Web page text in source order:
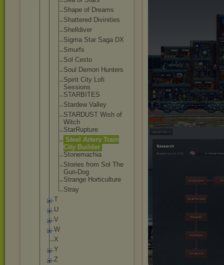
Shape of Dreams
Shattered Divinities
Shelldiver
Sigma Star Saga DX
Smurfs
Sol Cesto
Soul Demon Hunters
Spirit City Lofi
Sessions
STARBITES
Stardew Valley
STARDUST Wish of
Witch
StarRupture
Steel Artery Train
City Builder
Stonemachia
Stories from Sol The
Gun-Dog
Strange Horticulture
Stray
T
U
V
W
X
Y
Z